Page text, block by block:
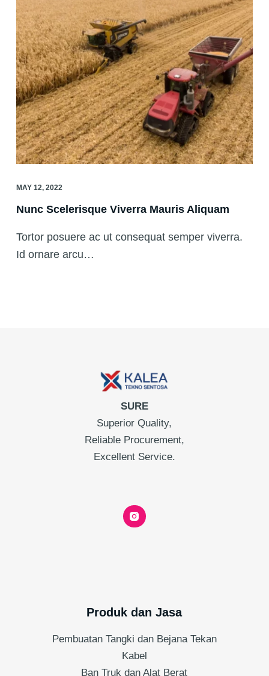
MAY 12, 2022
Nunc Scelerisque Viverra Mauris Aliquam
Tortor posuere ac ut consequat semper viverra.
Id ornare arcu…
SURE
Superior Quality,
Reliable Procurement,
Excellent Service.
Produk dan Jasa
Pembuatan Tangki dan Bejana Tekan
Kabel
Ban Truk dan Alat Berat